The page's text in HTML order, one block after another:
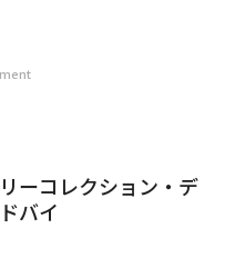
ーコレクション・デ
バイ